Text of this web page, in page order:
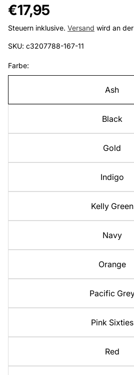
Regulärer
Preis
€17,95
Steuern inklusive. Versand wird an
SKU: c3207788-167-11
Farbe:
Ash
Black
Gold
Indigo
Kelly Green
Navy
Orange
Pacific
Pink Sixties
Red